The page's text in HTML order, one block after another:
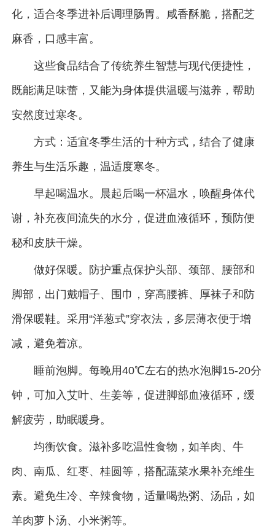
化，适合冬季进补后调理肠胃。咸香酥脆，搭配芝
麻香，口感丰富。
这些食品结合了传统养生智慧与现代便捷性，
既能满足味蕾，又能为身体提供温暖与滋养，帮助
安然度过寒冬。
方式：适宜冬季生活的十种方式，结合了健康
养生与生活乐趣，温适度寒冬。
早起喝温水。晨起后喝一杯温水，唤醒身体代
谢，补充夜间流失的水分，促进血液循环，预防便
秘和皮肤干燥。
做好保暖。防护重点保护头部、颈部、腰部和
脚部，出门戴帽子、围巾，穿高腰裤、厚袜子和防
滑保暖鞋。采用“洋葱式”穿衣法，多层薄衣便于增
减，避免着凉。
睡前泡脚。每晚用40℃左右的热水泡脚15-20分
钟，可加入艾叶、生姜等，促进脚部血液循环，缓
解疲劳，助眠暖身。
均衡饮食。滋补多吃温性食物，如羊肉、牛
肉、南瓜、红枣、桂圆等，搭配蔬菜水果补充维生
素。避免生冷、辛辣食物，适量喝热粥、汤品，如
羊肉萝卜汤、小米粥等。